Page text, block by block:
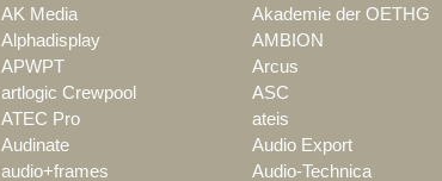
AK Media Akademie der OETHG
Alphadisplay AMBION
APWPT Arcus
artlogic Crewpool ASC
ATEC Pro ateis
Audinate Audio Export
audio+frames Audio-Technica